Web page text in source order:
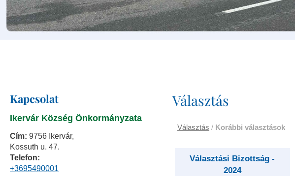
Kapcsolat
Ikervár Község Önkormányzata
Cím: 9756 Ikervár,
Kossuth u. 47.
Telefon:
+3695490001
Választás
Választás / Korábbi választások
Választási Bizottság -
2024